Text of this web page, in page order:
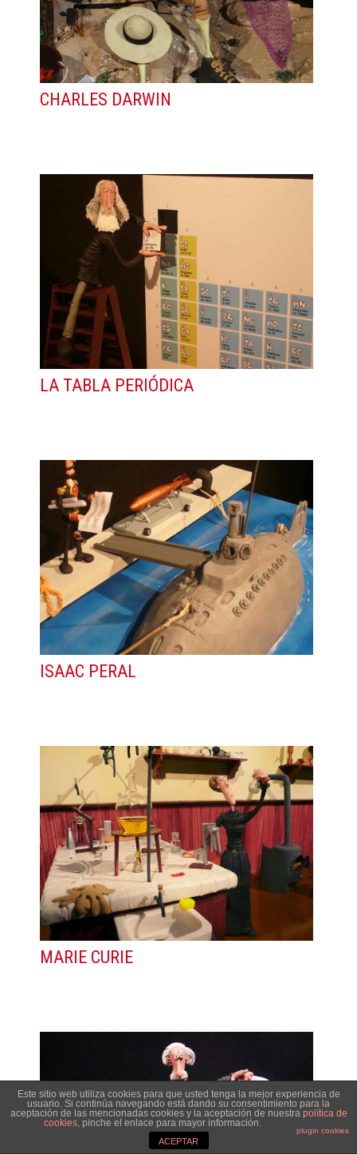
CHARLES DARWIN
LA TABLA PERIÓDICA
ISAAC PERAL
MARIE CURIE
Este sitio web utiliza cookies para que usted tenga la mejor experiencia de
usuario. Si continúa navegando está dando su consentimiento para la
aceptación de las mencionadas cookies y la aceptación de nuestra política de
cookies, pinche el enlace para mayor información.
plugin cookies
ACEPTAR